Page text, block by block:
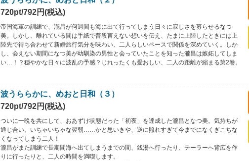
720pt/792円(税込)
帝国海軍の訓練で、瀧昌が何週間も海に出て行ってしまう日々に寂しさを募らせるなつ
美。しかし、離れている間は手紙で普段言えない想いを伝え、たまに上陸したときには上
陸先で待ち合わせて新婚旅行気分を味わい、二人らしいペースで関係を深めていく。しか
し、会えない期間になつ美が幼馴染の男性と会っていたことを知った瀧昌は嫉妬してしま
い…！？穏やかな日々に波乱の予感？じれったくも愛おしい、二人の距離が縮まる第2巻。
波うららかに、めおと日和（３）
720pt/792円(税込)
ついに一晩を共にして、おあずけ状態だった「初夜」を達成した瀧昌となつ美。気持ちが
通じ合い、いちゃいちゃな翌朝……かと思いきや、逆に照れすぎて今までになくぎこちな
くなってしまう二人！
瀧昌がまた訓練で長期間海へ出てしまうまでの間、銭湯へ行ったり、テーラーへ背広を作
りに行ったりと、二人の時間を満喫します。